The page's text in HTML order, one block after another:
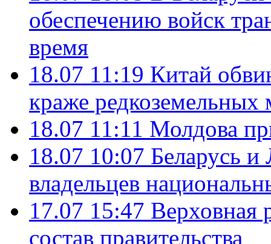
обеспечению войск
время
18.07 11:19 Китай
краже редкоземельных
18.07 11:11 Молдова
18.07 10:07 Беларусь
владельцев
17.07 15:47 Верховная
состав правительства